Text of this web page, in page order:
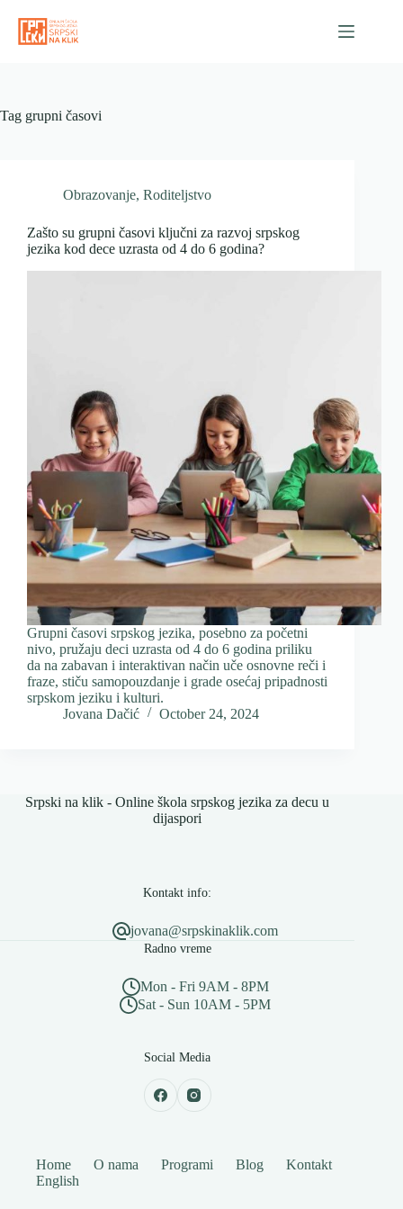
content
Tag grupni časovi
Obrazovanje, Roditeljstvo
Zašto su grupni časovi ključni za razvoj srpskog
jezika kod dece uzrasta od 4 do 6 godina?
Grupni časovi srpskog jezika, posebno za početni
nivo, pružaju deci uzrasta od 4 do 6 godina priliku
da na zabavan i interaktivan način uče osnovne reči i
fraze, stiču samopouzdanje i grade osećaj pripadnosti
srpskom jeziku i kulturi.
Jovana Dačić
October 24, 2024
Srpski na klik - Online škola srpskog jezika za decu u
dijaspori
Kontakt info:
jovana@srpskinaklik.com
Radno vreme
Mon - Fri 9AM - 8PM
Sat - Sun 10AM - 5PM
Social Media
Home O nama Programi Blog
Kontakt
English